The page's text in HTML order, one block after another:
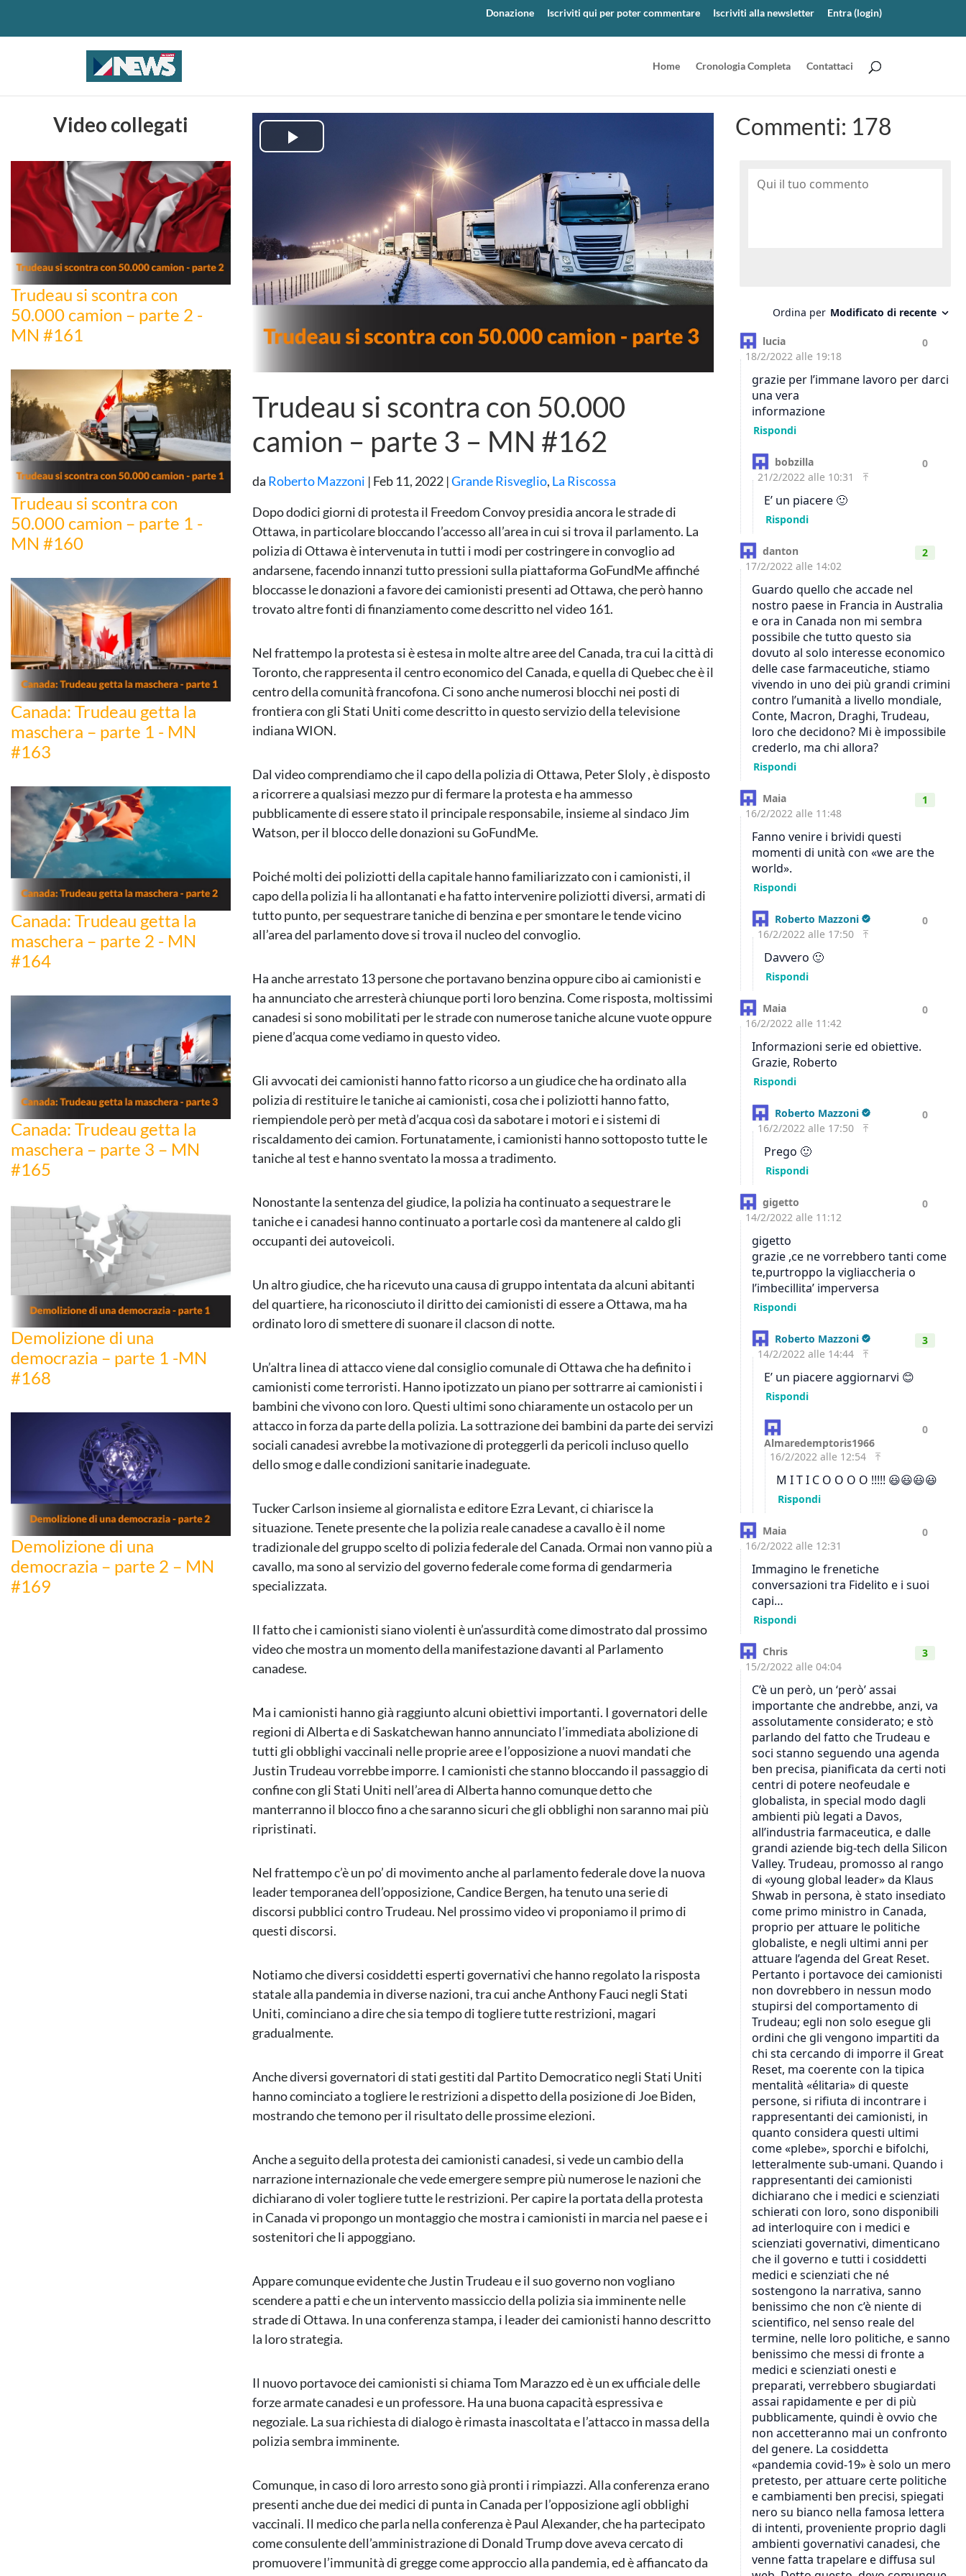
Donazione Iscriviti qui per poter commentare Iscriviti alla newsletter Entra (login)
Home Cronologia Completa Contattaci
Play
Trudeau si scontra con 50.000
camion – parte 3 – MN #162
da Roberto Mazzoni | Feb 11, 2022 |Grande Risveglio, La Riscossa
Dopo dodici giorni di protesta il Freedom Convoy presidia ancora le strade di
Ottawa, in particolare bloccando l’accesso all’area in cui si trova il parlamento. La
polizia di Ottawa è intervenuta in tutti i modi per costringere in convoglio ad
andarsene, facendo innanzi tutto pressioni sulla piattaforma GoFundMe affinché
bloccasse le donazioni a favore dei camionisti presenti ad Ottawa, che però hanno
trovato altre fonti di finanziamento come descritto nel video 161.
Nel frattempo la protesta si è estesa in molte altre aree del Canada, tra cui la città di
Toronto, che rappresenta il centro economico del Canada, e quella di Quebec che è il
centro della comunità francofona. Ci sono anche numerosi blocchi nei posti di
frontiera con gli Stati Uniti come descritto in questo servizio della televisione
indiana WION.
Dal video comprendiamo che il capo della polizia di Ottawa, Peter Sloly , è disposto
a ricorrere a qualsiasi mezzo pur di fermare la protesta e ha ammesso
pubblicamente di essere stato il principale responsabile, insieme al sindaco Jim
Watson, per il blocco delle donazioni su GoFundMe.
Poiché molti dei poliziotti della capitale hanno familiarizzato con i camionisti, il
capo della polizia li ha allontanati e ha fatto intervenire poliziotti diversi, armati di
tutto punto, per sequestrare taniche di benzina e per smontare le tende vicino
all’area del parlamento dove si trova il nucleo del convoglio.
Ha anche arrestato 13 persone che portavano benzina oppure cibo ai camionisti e
ha annunciato che arresterà chiunque porti loro benzina. Come risposta, moltissimi
canadesi si sono mobilitati per le strade con numerose taniche alcune vuote oppure
piene d’acqua come vediamo in questo video.
Gli avvocati dei camionisti hanno fatto ricorso a un giudice che ha ordinato alla
polizia di restituire le taniche ai camionisti, cosa che i poliziotti hanno fatto,
riempiendole però per metà d’acqua così da sabotare i motori e i sistemi di
riscaldamento dei camion. Fortunatamente, i camionisti hanno sottoposto tutte le
taniche al test e hanno sventato la mossa a tradimento.
Nonostante la sentenza del giudice, la polizia ha continuato a sequestrare le
taniche e i canadesi hanno continuato a portarle così da mantenere al caldo gli
occupanti dei autoveicoli.
Un altro giudice, che ha ricevuto una causa di gruppo intentata da alcuni abitanti
del quartiere, ha riconosciuto il diritto dei camionisti di essere a Ottawa, ma ha
ordinato loro di smettere di suonare il clacson di notte.
Un’altra linea di attacco viene dal consiglio comunale di Ottawa che ha definito i
camionisti come terroristi. Hanno ipotizzato un piano per sottrarre ai camionisti i
bambini che vivono con loro. Questi ultimi sono chiaramente un ostacolo per un
attacco in forza da parte della polizia. La sottrazione dei bambini da parte dei servizi
sociali canadesi avrebbe la motivazione di proteggerli da pericoli incluso quello
dello smog e dalle condizioni sanitarie inadeguate.
Tucker Carlson insieme al giornalista e editore Ezra Levant, ci chiarisce la
situazione. Tenete presente che la polizia reale canadese a cavallo è il nome
tradizionale del gruppo scelto di polizia federale del Canada. Ormai non vanno più a
cavallo, ma sono al servizio del governo federale come forma di gendarmeria
specializzata.
Il fatto che i camionisti siano violenti è un’assurdità come dimostrato dal prossimo
video che mostra un momento della manifestazione davanti al Parlamento
canadese.
Ma i camionisti hanno già raggiunto alcuni obiettivi importanti. I governatori delle
regioni di Alberta e di Saskatchewan hanno annunciato l’immediata abolizione di
tutti gli obblighi vaccinali nelle proprie aree e l’opposizione a nuovi mandati che
Justin Trudeau vorrebbe imporre. I camionisti che stanno bloccando il passaggio di
confine con gli Stati Uniti nell’area di Alberta hanno comunque detto che
manterranno il blocco fino a che saranno sicuri che gli obblighi non saranno mai più
ripristinati.
Nel frattempo c’è un po’ di movimento anche al parlamento federale dove la nuova
leader temporanea dell’opposizione, Candice Bergen, ha tenuto una serie di
discorsi pubblici contro Trudeau. Nel prossimo video vi proponiamo il primo di
questi discorsi.
Notiamo che diversi cosiddetti esperti governativi che hanno regolato la risposta
statale alla pandemia in diverse nazioni, tra cui anche Anthony Fauci negli Stati
Uniti, cominciano a dire che sia tempo di togliere tutte restrizioni, magari
gradualmente.
Anche diversi governatori di stati gestiti dal Partito Democratico negli Stati Uniti
hanno cominciato a togliere le restrizioni a dispetto della posizione di Joe Biden,
mostrando che temono per il risultato delle prossime elezioni.
Anche a seguito della protesta dei camionisti canadesi, si vede un cambio della
narrazione internazionale che vede emergere sempre più numerose le nazioni che
dichiarano di voler togliere tutte le restrizioni. Per capire la portata della protesta
in Canada vi propongo un montaggio che mostra i camionisti in marcia nel paese e i
sostenitori che li appoggiano.
Appare comunque evidente che Justin Trudeau e il suo governo non vogliano
scendere a patti e che un intervento massiccio della polizia sia imminente nelle
strade di Ottawa. In una conferenza stampa, i leader dei camionisti hanno descritto
la loro strategia.
Il nuovo portavoce dei camionisti si chiama Tom Marazzo ed è un ex ufficiale delle
forze armate canadesi e un professore. Ha una buona capacità espressiva e
negoziale. La sua richiesta di dialogo è rimasta inascoltata e l’attacco in massa della
polizia sembra imminente.
Comunque, in caso di loro arresto sono già pronti i rimpiazzi. Alla conferenza erano
presenti anche due dei medici di punta in Canada per l’opposizione agli obblighi
vaccinali. Il medico che parla nella conferenza è Paul Alexander, che ha partecipato
come consulente dell’amministrazione di Donald Trump dove aveva cercato di
promuovere l’immunità di gregge come approccio alla pandemia, ed è affiancato da
Commenti: 178
Video collegati
Trudeau si scontra con
50.000 camion – parte 2 -
MN #161
Trudeau si scontra con
50.000 camion – parte 1 -
MN #160
Canada: Trudeau getta la
maschera – parte 1 - MN
#163
Canada: Trudeau getta la
maschera – parte 2 - MN
#164
Canada: Trudeau getta la
maschera – parte 3 – MN
#165
Demolizione di una
democrazia – parte 1 -MN
#168
Demolizione di una
democrazia – parte 2 – MN
#169